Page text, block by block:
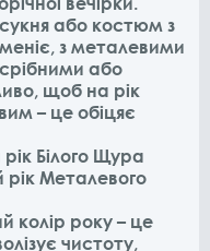
або костюм з
з металевими
або
щоб на рік
– це обіцяє
Білого Щура
рік Металевого
колір року – це
чистоту,